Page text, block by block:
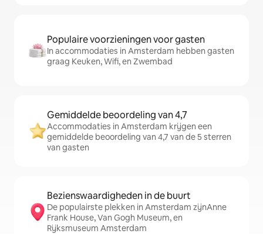
Populaire voorzieningen voor gasten
In accommodaties in Amsterdam hebben gasten
graag Keuken, Wifi, en Zwembad
Gemiddelde beoordeling van 4,7
Accommodaties in Amsterdam krijgen een
gemiddelde beoordeling van 4,7 van de 5 sterren
van gasten
Bezienswaardigheden in de buurt
De populairste plekken in Amsterdam zijnAnne
Frank House, Van Gogh Museum, en
Rijksmuseum Amsterdam